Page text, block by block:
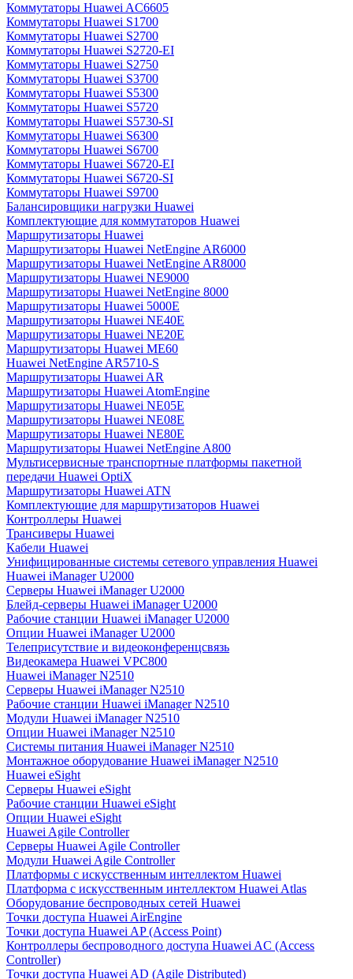
Коммутаторы Huawei AC6605
Коммутаторы Huawei S1700
Коммутаторы Huawei S2700
Коммутаторы Huawei S2720-EI
Коммутаторы Huawei S2750
Коммутаторы Huawei S3700
Коммутаторы Huawei S5300
Коммутаторы Huawei S5720
Коммутаторы Huawei S5730-SI
Коммутаторы Huawei S6300
Коммутаторы Huawei S6700
Коммутаторы Huawei S6720-EI
Коммутаторы Huawei S6720-SI
Коммутаторы Huawei S9700
Балансировщики нагрузки Huawei
Комплектующие для коммутаторов Huawei
Маршрутизаторы Huawei
Маршрутизаторы Huawei NetEngine AR6000
Маршрутизаторы Huawei NetEngine AR8000
Маршрутизаторы Huawei NE9000
Маршрутизаторы Huawei NetEngine 8000
Маршрутизаторы Huawei 5000E
Маршрутизаторы Huawei NE40E
Маршрутизаторы Huawei NE20E
Маршрутизаторы Huawei ME60
Huawei NetEngine AR5710-S
Маршрутизаторы Huawei AR
Маршрутизаторы Huawei AtomEngine
Маршрутизаторы Huawei NE05E
Маршрутизаторы Huawei NE08E
Маршрутизаторы Huawei NE80E
Маршрутизаторы Huawei NetEngine A800
Мультисервисные транспортные платформы пакетной
передачи Huawei OptiX
Маршрутизаторы Huawei ATN
Комплектующие для маршрутизаторов Huawei
Контроллеры Huawei
Трансиверы Huawei
Кабели Huawei
Унифицированные системы сетевого управления Huawei
Huawei iManager U2000
Серверы Huawei iManager U2000
Блейд-серверы Huawei iManager U2000
Рабочие станции Huawei iManager U2000
Опции Huawei iManager U2000
Телеприсутствие и видеоконференцсвязь
Видеокамера Huawei VPC800
Huawei iManager N2510
Серверы Huawei iManager N2510
Рабочие станции Huawei iManager N2510
Модули Huawei iManager N2510
Опции Huawei iManager N2510
Системы питания Huawei iManager N2510
Монтажное оборудование Huawei iManager N2510
Huawei eSight
Серверы Huawei eSight
Рабочие станции Huawei eSight
Опции Huawei eSight
Huawei Agile Controller
Серверы Huawei Agile Controller
Модули Huawei Agile Controller
Платформы с искусственным интеллектом Huawei
Платформа с искусственным интеллектом Huawei Atlas
Оборудование беспроводных сетей Huawei
Точки доступа Huawei AirEngine
Точки доступа Huawei AP (Access Point)
Контроллеры беспроводного доступа Huawei AC (Access
Controller)
Точки доступа Huawei AD (Agile Distributed)